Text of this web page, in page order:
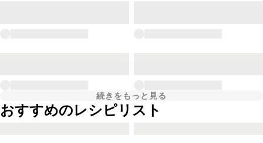
続きをもっと見る
おすすめのレシピリスト